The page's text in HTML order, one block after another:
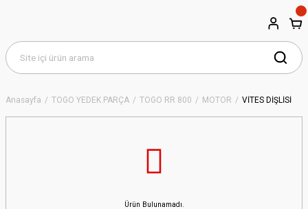
Anasayfa TOGO YEDEK PARÇA TOGO RR 800 MOTOR VİTES DİŞLİSİ
Ürün Bulunamadı.